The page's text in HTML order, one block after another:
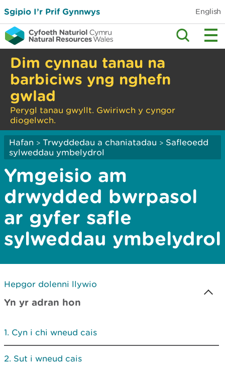
Sgipio I’r Prif Gynnwys English
Dim cynnau tanau na
barbiciws yng nghefn
gwlad
Perygl tanau gwyllt. Gwiriwch y cyngor
diogelwch.
Hafan > Trwyddedau a chaniatadau > Safleoedd
sylweddau ymbelydrol
Ymgeisio am
drwydded bwrpasol
ar gyfer safle
sylweddau ymbelydrol
Hepgor dolenni llywio
Yn yr adran hon
Cyn i chi wneud cais
Sut i wneud cais